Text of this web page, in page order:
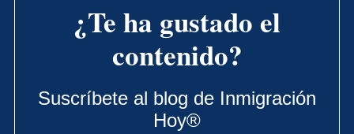
¿Te ha gustado el
contenido?
Suscríbete al blog de Inmigración
Hoy®